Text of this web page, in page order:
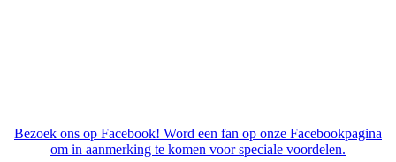
Bezoek ons op Facebook! Word een fan op onze Facebookpagina
om in aanmerking te komen voor speciale voordelen.